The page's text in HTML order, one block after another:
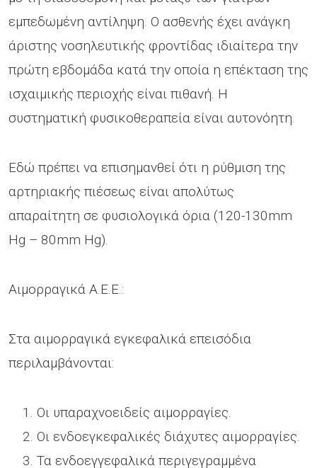
εμπεδωμένη αντίληψη. Ο ασθενής έχει ανάγκη
άριστης νοσηλευτικής φροντίδας ιδιαίτερα την
πρώτη εβδομάδα κατά την οποία η επέκταση της
ισχαιμικής περιοχής είναι πιθανή. Η
συστηματική φυσικοθεραπεία είναι αυτονόητη.
Εδώ πρέπει να επισημανθεί ότι η ρύθμιση της
αρτηριακής πιέσεως είναι απολύτως
απαραίτητη σε φυσιολογικά όρια (120-130mm
Hg – 80mm Hg).
Αιμορραγικά Α.Ε.Ε.:
Στα αιμορραγικά εγκεφαλικά επεισόδια
περιλαμβάνονται:
Οι υπαραχνοειδείς αιμορραγίες.
Οι ενδοεγκεφαλικές διάχυτες αιμορραγίες.
Τα ενδοεγγεφαλικά περιγεγραμμένα